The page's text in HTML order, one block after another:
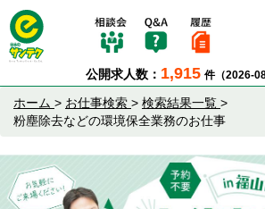
公開求人数： 1,915 件（2026-
ホーム > お仕事検索 > 検索結果一覧 >
粉塵除去などの環境保全業務のお仕事